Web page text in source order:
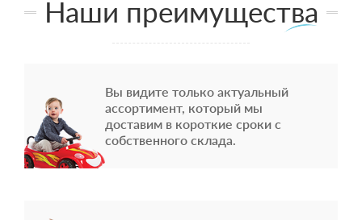
Наши преимущества
Вы видите только актуальный
ассортимент, который мы
доставим в короткие сроки с
собственного склада.